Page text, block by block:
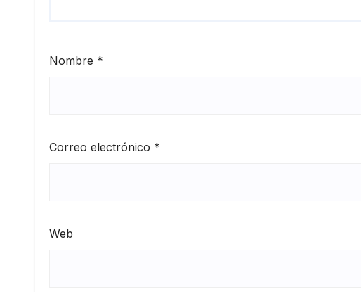
Nombre *
Correo electrónico *
Web